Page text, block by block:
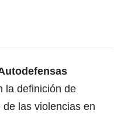
la definición de
las violencias en